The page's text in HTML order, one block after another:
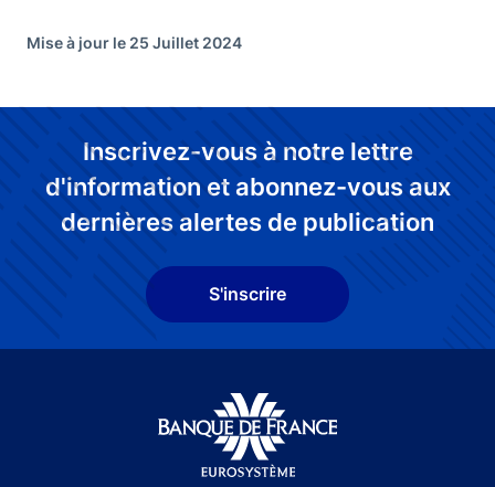
Mise à jour le 25 Juillet 2024
Inscrivez-vous à notre lettre
d'information et abonnez-vous aux
dernières alertes de publication
S'inscrire